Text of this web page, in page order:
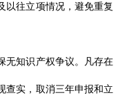
往立项情况，避免重复
知识产权争议。凡存在
查实，取消三年申报和立